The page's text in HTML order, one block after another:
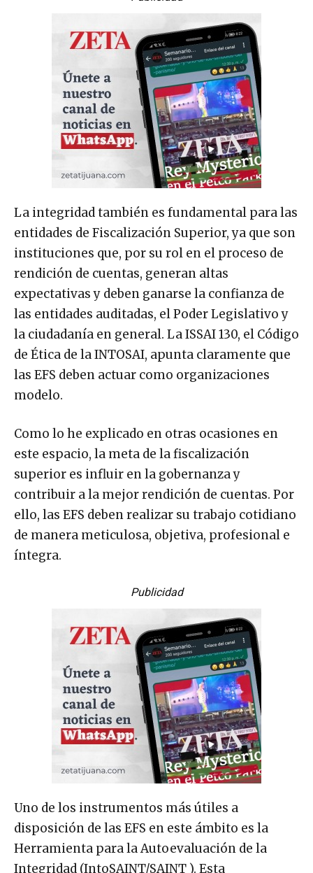
La integridad también es fundamental para las
entidades de Fiscalización Superior, ya que son
instituciones que, por su rol en el proceso de
rendición de cuentas, generan altas
expectativas y deben ganarse la confianza de
las entidades auditadas, el Poder Legislativo y
la ciudadanía en general. La ISSAI 130, el Código
de Ética de la INTOSAI, apunta claramente que
las EFS deben actuar como organizaciones
modelo.
Como lo he explicado en otras ocasiones en
este espacio, la meta de la fiscalización
superior es influir en la gobernanza y
contribuir a la mejor rendición de cuentas. Por
ello, las EFS deben realizar su trabajo cotidiano
de manera meticulosa, objetiva, profesional e
íntegra.
Publicidad
Uno de los instrumentos más útiles a
disposición de las EFS en este ámbito es la
Herramienta para la Autoevaluación de la
Integridad (IntoSAINT/SAINT ). Esta